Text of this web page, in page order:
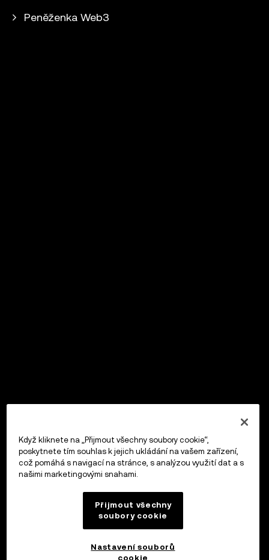
Peněženka Web3
Když kliknete na „Přijmout všechny soubory cookie“,
poskytnete tím souhlas k jejich ukládání na vašem zařízení,
což pomáhá s navigací na stránce, s analýzou využití dat a s
našimi marketingovými snahami.
Přijmout všechny
soubory cookie
Nastavení souborů
cookie